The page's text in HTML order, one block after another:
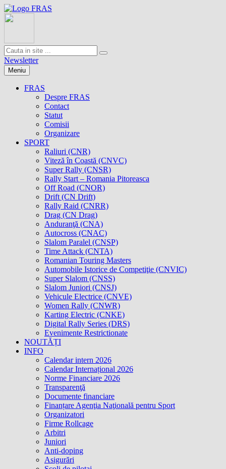
Newsletter
Meniu
FRAS
Despre FRAS
Contact
Statut
Comisii
Organizare
SPORT
Raliuri (CNR)
Viteză în Coastă (CNVC)
Super Rally (CNSR)
Rally Start – Romania Pitoreasca
Off Road (CNOR)
Drift (CN Drift)
Rally Raid (CNRR)
Drag (CN Drag)
Anduranţă (CNA)
Autocross (CNAC)
Slalom Paralel (CNSP)
Time Attack (CNTA)
Romanian Touring Masters
Automobile Istorice de Competiţie (CNVIC)
Super Slalom (CNSS)
Slalom Juniori (CNSJ)
Vehicule Electrice (CNVE)
Women Rally (CNWR)
Karting Electric (CNKE)
Digital Rally Series (DRS)
Evenimente Restrictionate
NOUTĂȚI
INFO
Calendar intern 2026
Calendar Internațional 2026
Norme Financiare 2026
Transparenţă
Documente financiare
Finanțare Agenţia Naţională pentru Sport
Organizatori
Firme Rollcage
Arbitri
Juniori
Anti-doping
Asigurări